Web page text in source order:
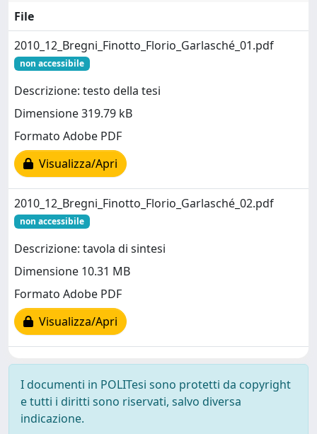
File
2010_12_Bregni_Finotto_Florio_Garlasché_01.pdf
non accessibile
Descrizione: testo della tesi
Dimensione 319.79 kB
Formato Adobe PDF
Visualizza/Apri
2010_12_Bregni_Finotto_Florio_Garlasché_02.pdf
non accessibile
Descrizione: tavola di sintesi
Dimensione 10.31 MB
Formato Adobe PDF
Visualizza/Apri
I documenti in POLITesi sono protetti da copyright
e tutti i diritti sono riservati, salvo diversa
indicazione.